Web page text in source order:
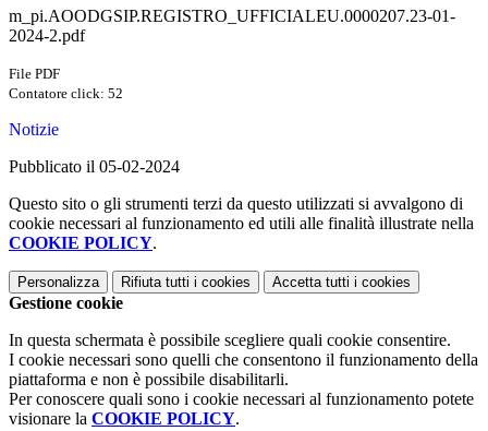
m_pi.AOODGSIP.REGISTRO_UFFICIALEU.0000207.23-01-
2024-2.pdf
File PDF
Contatore click: 52
Notizie
Pubblicato il 05-02-2024
Questo sito o gli strumenti terzi da questo utilizzati si avvalgono di
cookie necessari al funzionamento ed utili alle finalità illustrate nella
COOKIE POLICY.
Personalizza Rifiuta tutti i cookies Accetta tutti i cookies
Gestione cookie
In questa schermata è possibile scegliere quali cookie consentire.
I cookie necessari sono quelli che consentono il funzionamento della
piattaforma e non è possibile disabilitarli.
Per conoscere quali sono i cookie necessari al funzionamento potete
visionare la COOKIE POLICY.